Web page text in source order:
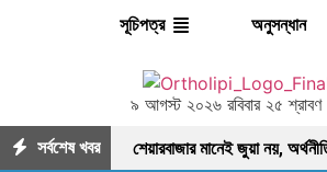
সূচিপত্র অনুসন্ধান
৯ আগস্ট ২০২৬ রবিবার ২৫
সর্বশেষ খবর শেয়ারবাজার মানেই জুয়া নয়,